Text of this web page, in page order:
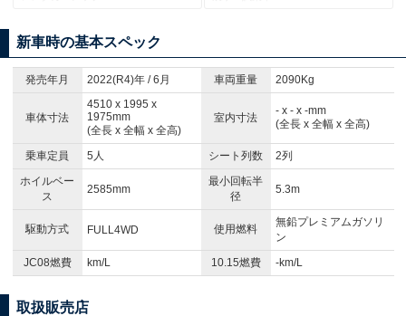
新車時の基本スペック
発売年月 2022(R4)年 / 6月 車両重量 2090Kg
車体寸法
4510 x 1995 x
1975mm
(全長 x 全幅 x 全高)
室内寸法
- x - x -mm
(全長 x 全幅 x 全高)
乗車定員 5人 シート列数
2列
ホイルベー
ス
2585mm
最小回転半
径
5.3m
駆動方式 FULL4WD 使用燃料
無鉛プレミアムガソリ
ン
JC08燃費
km/L 10.15燃費 -km/L
取扱販売店